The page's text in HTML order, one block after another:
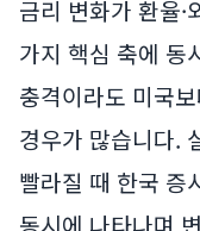
금리 변화가 환율·
가지 핵심 축에 동
충격이라도 미국
경우가 많습니다.
빨라질 때 한국 증